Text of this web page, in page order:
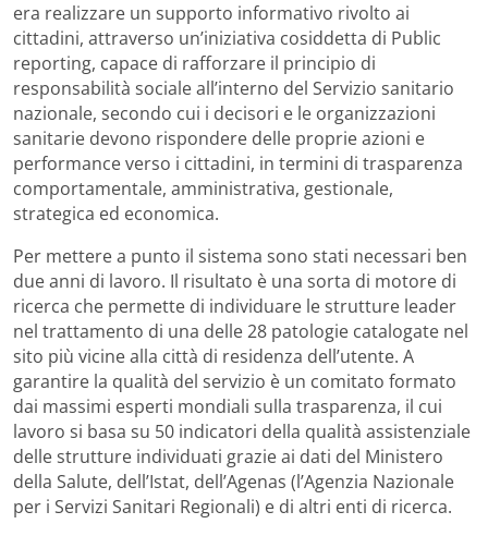
era realizzare un supporto informativo rivolto ai
cittadini, attraverso un’iniziativa cosiddetta di Public
reporting, capace di rafforzare il principio di
responsabilità sociale all’interno del Servizio sanitario
nazionale, secondo cui i decisori e le organizzazioni
sanitarie devono rispondere delle proprie azioni e
performance verso i cittadini, in termini di trasparenza
comportamentale, amministrativa, gestionale,
strategica ed economica.
Per mettere a punto il sistema sono stati necessari ben
due anni di lavoro. Il risultato è una sorta di motore di
ricerca che permette di individuare le strutture leader
nel trattamento di una delle 28 patologie catalogate nel
sito più vicine alla città di residenza dell’utente. A
garantire la qualità del servizio è un comitato formato
dai massimi esperti mondiali sulla trasparenza, il cui
lavoro si basa su 50 indicatori della qualità assistenziale
delle strutture individuati grazie ai dati del Ministero
della Salute, dell’Istat, dell’Agenas (l’Agenzia Nazionale
per i Servizi Sanitari Regionali) e di altri enti di ricerca.